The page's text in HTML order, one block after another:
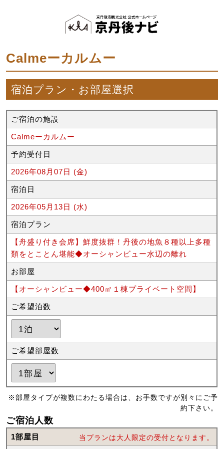
Calmeーカルムー
宿泊プラン・お部屋選択
ご宿泊の施設
Calmeーカルムー
予約受付日
2026年08月07日 (金)
宿泊日
2026年05月13日 (水)
宿泊プラン
【舟盛り付き会席】鮮度抜群！丹後の地魚８種以上多種
類をとことん堪能◆オーシャンビュー水辺の離れ
お部屋
【オーシャンビュー◆400㎡１棟プライベート空間】
ご希望泊数
ご希望部屋数
※部屋タイプが複数にわたる場合は、お手数ですが別々にご予
約下さい。
ご宿泊人数
1部屋目 当プランは大人限定の受付となります。